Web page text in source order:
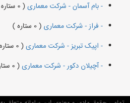
- بام آسمان - شرکت معماری ( 0 ستاره )
- فراز - شرکت معماری ( 0 ستاره )
- اپیک تبریز - شرکت معماری ( 0 ستاره )
- آچیلان دکور - شرکت معماری ( 0 ستاره )